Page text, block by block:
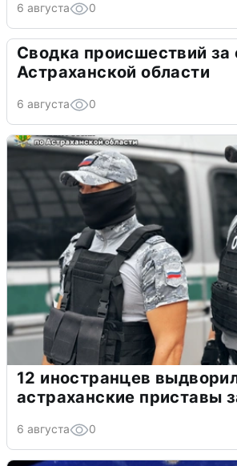
6 августа 0
Сводка происшествий за
Астраханской области
6 августа 0
12 иностранцев
астраханские приставы
6 августа 0